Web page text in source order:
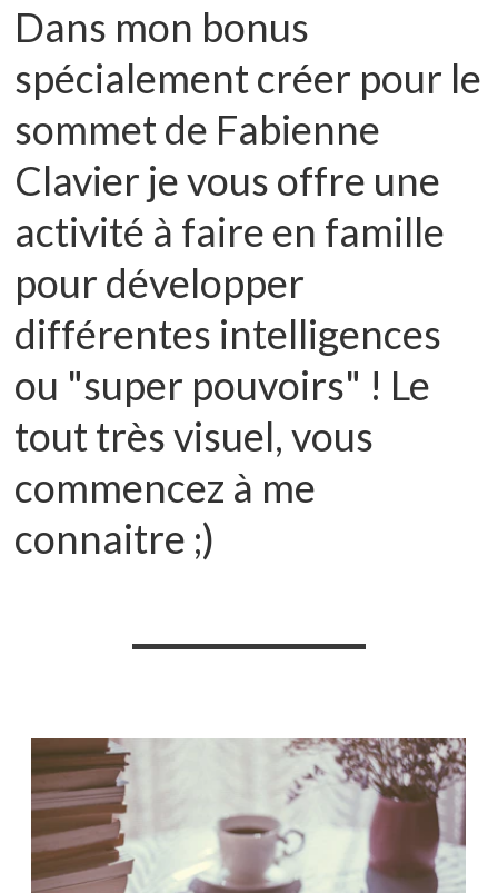
Dans mon bonus
spécialement créer pour le
sommet de Fabienne
Clavier je vous offre une
activité à faire en famille
pour développer
différentes intelligences
ou "super pouvoirs" ! Le
tout très visuel, vous
commencez à me
connaitre ;)